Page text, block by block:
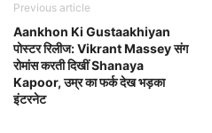
Previous article
Aankhon Ki Gustaakhiyan
पोस्टर रिलीज: Vikrant Massey संग
रोमांस करती दिखीं Shanaya
Kapoor, उम्र का फर्क देख भड़का
इंटरनेट